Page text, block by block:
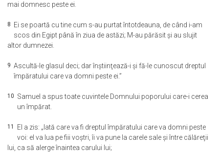
mai domnesc peste ei.
8 Ei se poartă cu tine cum s-au purtat întotdeauna, de când i-am
scos din Egipt până în ziua de astăzi; M-au părăsit şi au slujit
altor dumnezei.
9 Ascultă-le glasul deci; dar înştiinţează-i şi fă-le cunoscut dreptul
împăratului care va domni peste ei.”
10 Samuel a spus toate cuvintele Domnului poporului care-i cerea
un împărat.
11 El a zis: „Iată care va fi dreptul împăratului care va domni peste
voi: el va lua pe fiii voştri, îi va pune la carele sale şi între călăreţii
lui, ca să alerge înaintea carului lui;